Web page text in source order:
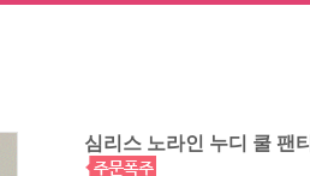
심리스 노라인 누디 쿨 팬티